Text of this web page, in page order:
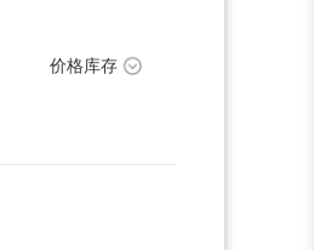
价格库存